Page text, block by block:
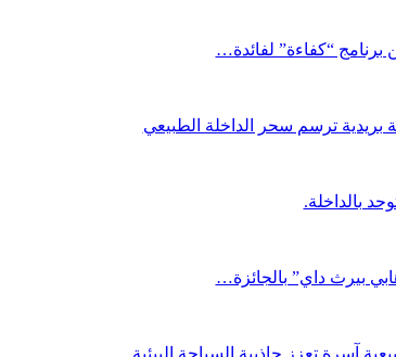
برنامج “كفاءة” لفائدة…
بريدية ترسم سحر الداخلة الطبيعي
بالداخلة.
بيرث داي” بالجائزة…
آسرة تعزز جاذبية السياحة البيئية